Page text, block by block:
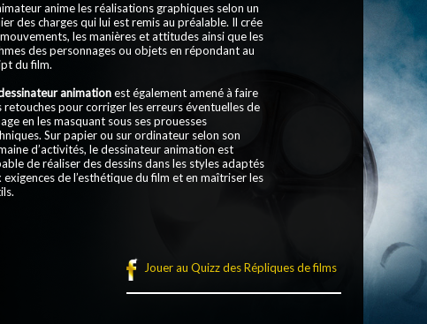
anime les réalisations graphiques selon un
des charges qui lui est remis au préalable. Il crée
les manières et attitudes ainsi que les
des personnages ou objets en répondant au
du film.
animationest également amené à faire
retouches pour corriger les erreurs éventuelles de
en les masquant sous ses prouesses
Sur papier ou sur ordinateur selon son
d’activités, le dessinateur animation est
de réaliser des dessins dans les styles adaptés
exigences de l’esthétique du film et en maîtriser les
Jouer au Quizz des Répliques de films